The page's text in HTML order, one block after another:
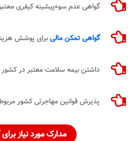
گواهی عدم سوءپیشینه کیفری
گواهی تمکن مالیبرای پوشش
داشتن بیمه سلامت معتبر در
پذیرش قوانین مهاجرتی کشور
مدارک مورد نیاز